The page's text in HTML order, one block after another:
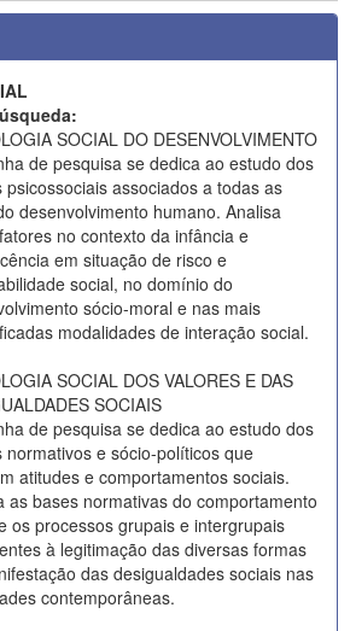
SOCIAL DO DESENVOLVIMENTO
de pesquisa se dedica ao estudo dos
psicossociais associados a todas as
desenvolvimento humano. Analisa
no contexto da infância e
em situação de risco e
social, no domínio do
sócio-moral e nas mais
modalidades de interação social.
SOCIAL DOS VALORES E DAS
SOCIAIS
de pesquisa se dedica ao estudo dos
normativos e sócio-políticos que
atitudes e comportamentos sociais.
as bases normativas do comportamento
os processos grupais e intergrupais
à legitimação das diversas formas
das desigualdades sociais nas
contemporâneas.